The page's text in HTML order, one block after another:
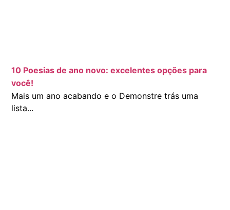
10 Poesias de ano novo: excelentes opções para
você!
Mais um ano acabando e o Demonstre trás uma
lista...